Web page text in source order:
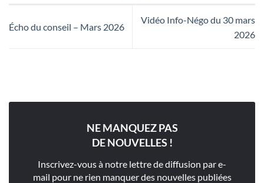
Écho du conseil – Mars 2026
Vidéo Info-Négo du 30 mars
2026
NE MANQUEZ PAS
DE NOUVELLES !
Inscrivez-vous à notre lettre de diffusion par e-
mail pour ne rien manquer des nouvelles publiées